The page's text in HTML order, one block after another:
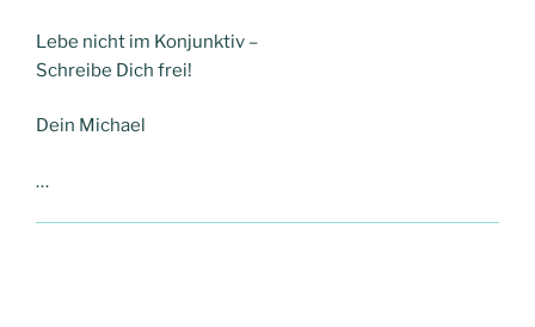
Lebe nicht im Konjunktiv –
Schreibe Dich frei!
Dein Michael
…